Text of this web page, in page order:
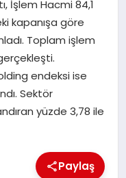
İşlem Hacmi 84,1
kapanışa göre
Toplam işlem
endeksi ise
Sektör
yüzde 3,78 ile
Paylaş